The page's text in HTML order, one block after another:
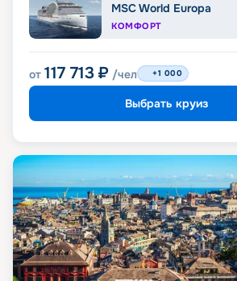
MSC World Europa
КОМФОРТ
от 117 713 ₽ /чел +1 000
Выбрать круиз